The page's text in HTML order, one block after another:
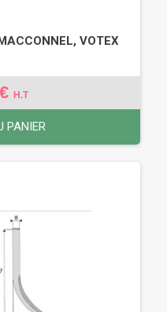
VOTEX
H.T
PANIER